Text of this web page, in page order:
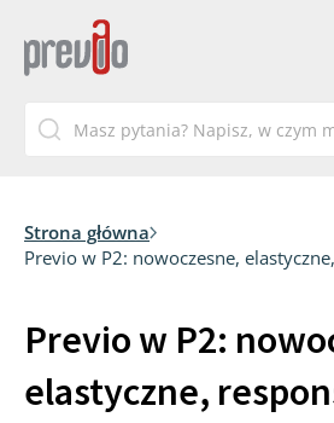
Strona główna
Previo w P2: nowoczesne,
Previo w P2:
elastyczne,